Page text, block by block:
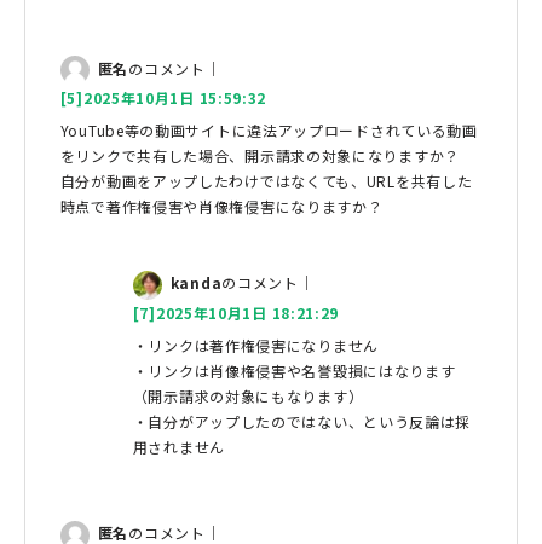
匿名のコメント｜
[5]2025年10月1日 15:59:32
YouTube等の動画サイトに違法アップロードされている動画
をリンクで共有した場合、開示請求の対象になりますか？
自分が動画をアップしたわけではなくても、URLを共有した
時点で著作権侵害や肖像権侵害になりますか？
kandaのコメント｜
[7]2025年10月1日 18:21:29
・リンクは著作権侵害になりません
・リンクは肖像権侵害や名誉毀損にはなります
（開示請求の対象にもなります）
・自分がアップしたのではない、という反論は採
用されません
匿名のコメント｜